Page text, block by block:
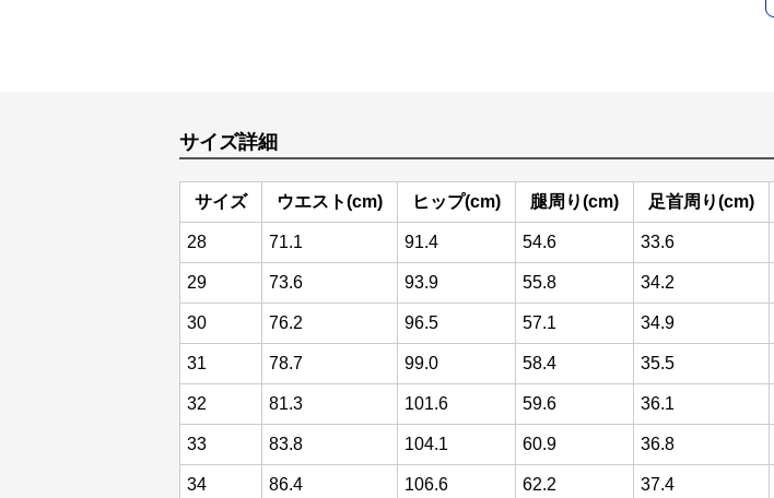
サイズ詳細
サイズ ウエスト(cm) ヒップ(cm) 腿周り(cm) 足首周り(cm)
28 71.1 91.4 54.6 33.6
29 73.6 93.9 55.8 34.2
30 76.2 96.5 57.1 34.9
31 78.7 99.0 58.4 35.5
32 81.3 101.6 59.6 36.1
33 83.8 104.1 60.9 36.8
34 86.4 106.6 62.2 37.4